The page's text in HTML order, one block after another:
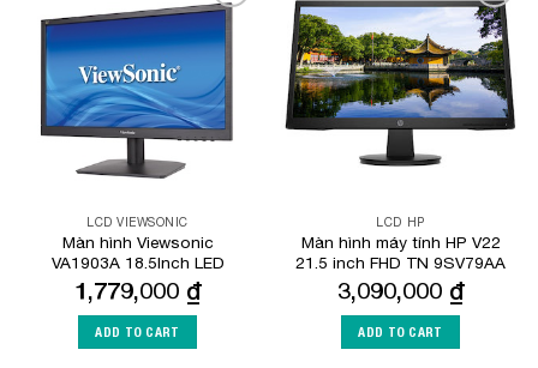
Wishlist
LCD VIEWSONIC
Màn hình Viewsonic
VA1903A 18.5Inch LED
1,779,000 ₫
ADD TO CART
Add to
Wishlist
LCD HP
Màn hình máy tính HP V22
21.5 inch FHD TN 9SV79AA
3,090,000 ₫
ADD TO CART